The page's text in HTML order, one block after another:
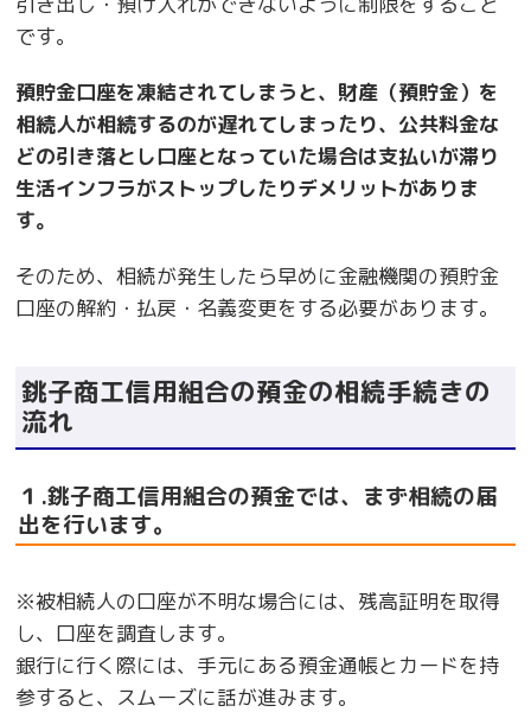
です。
預貯金口座を凍結されてしまうと、財産（預貯金）を
相続人が相続するのが遅れてしまったり、公共料金な
どの引き落とし口座となっていた場合は支払いが滞り
生活インフラがストップしたりデメリットがありま
す。
そのため、相続が発生したら早めに金融機関の預貯金
口座の解約・払戻・名義変更をする必要があります。
銚子商工信用組合の預金の相続手続きの
流れ
１.銚子商工信用組合の預金では、まず相続の届
出を行います。
※被相続人の口座が不明な場合には、残高証明を取得
し、口座を調査します。
銀行に行く際には、手元にある預金通帳とカードを持
参すると、スムーズに話が進みます。